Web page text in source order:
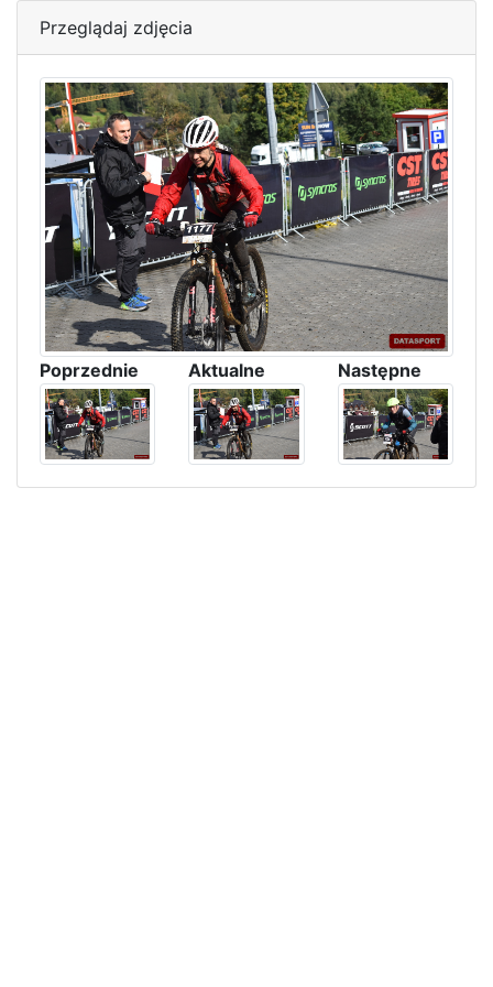
Przeglądaj zdjęcia
Poprzednie Aktualne Następne